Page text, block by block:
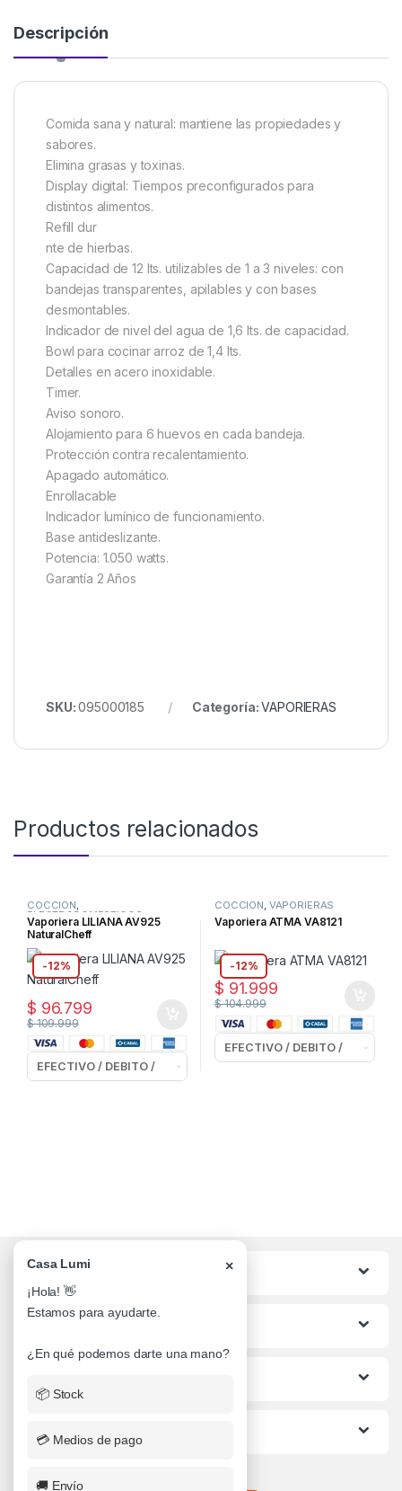
Descripción
Comida sana y natural: mantiene las propiedades y
sabores.
Elimina grasas y toxinas.
Display digital: Tiempos preconfigurados para
distintos alimentos.
Refill dur
nte de hierbas.
Capacidad de 12 lts. utilizables de 1 a 3 niveles: con
bandejas transparentes, apilables y con bases
desmontables.
Indicador de nivel del agua de 1,6 lts. de capacidad.
Bowl para cocinar arroz de 1,4 lts.
Detalles en acero inoxidable.
Timer.
Aviso sonoro.
Alojamiento para 6 huevos en cada bandeja.
Protección contra recalentamiento.
Apagado automático.
Enrollacable
Indicador lumínico de funcionamiento.
Base antideslizante.
Potencia: 1.050 watts.
Garantía 2 Años
SKU:095000185 Categoría:VAPORIERAS
Productos relacionados
COCCION,
ELECTRODOMESTICOS,
VAPORIERAS
Vaporiera LILIANA AV925
NaturalCheff
-12%
$ 96.799
$109.999
COCCION, VAPORIERAS
Vaporiera ATMA VA8121
-12%
$ 91.999
$104.999
Categorias
Ayuda
Casa Lumi ×
¡Hola! 👋
Estamos para ayudarte.
¿En qué podemos darte una mano?
📦 Stock
💳 Medios de pago
🚚 Envío